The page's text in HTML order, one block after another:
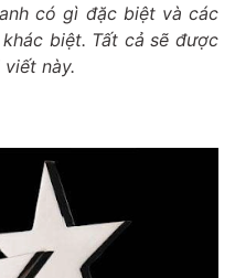
có gì đặc biệt và các
biệt. Tất cả sẽ được
này.